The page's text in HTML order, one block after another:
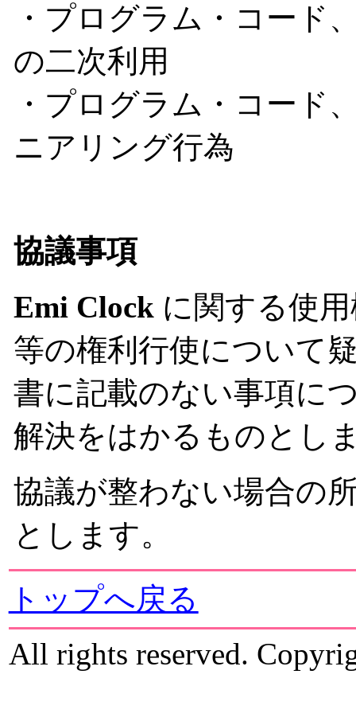
・プログラム・コード
の二次利用
・プログラム・コード
ニアリング行為
協議事項
Emi Clockに関する使用
等の権利行使について
書に記載のない事項に
解決をはかるものとし
協議が整わない場合の
とします。
トップへ戻る
All rights reserved.